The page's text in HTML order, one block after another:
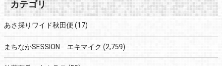
カテゴリ
あさ採りワイド秋田便 (17)
まちなかSESSION エキマイク (2,759)